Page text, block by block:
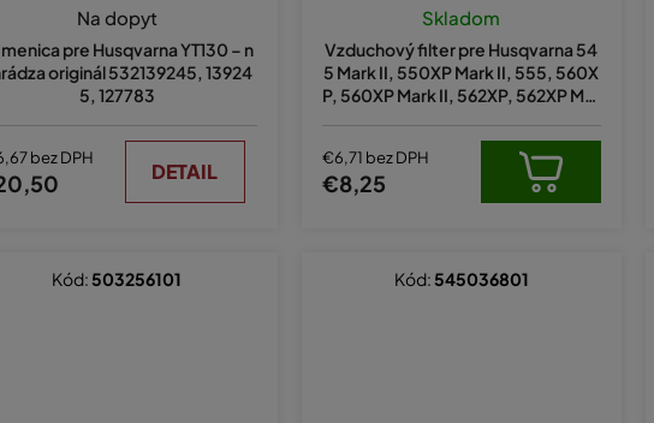
pre Husqvarna YT130 – n
originál 532139245, 13924
5, 127783
Na dopyt
bez DPH
DETAIL
Vzduchový filter pre Husqvarna 54
5 Mark II, 550XP Mark II, 555, 560X
P, 560XP Mark II, 562XP, 562XP Mar
Skladom
€6,71 bez DPH
€8,25
Kód: 503256101 Kód: 545036801